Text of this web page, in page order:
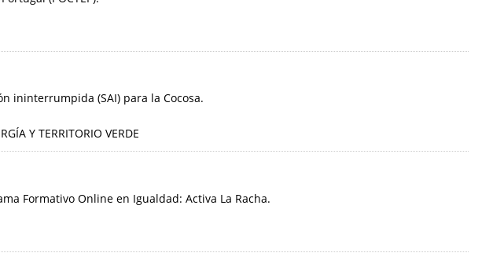
ininterrumpida (SAI) para la Cocosa.
Y TERRITORIO VERDE
Formativo Online en Igualdad: Activa La Racha.